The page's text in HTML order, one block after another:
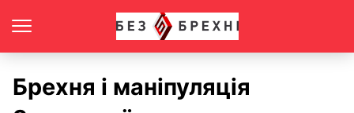
Брехня і маніпуляція